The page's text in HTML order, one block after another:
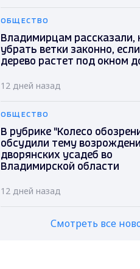
ОБЩЕСТВО
Владимирцам рассказали,
убрать ветки законно, если
дерево растет под окном
12 дней назад
ОБЩЕСТВО
В рубрике "Колесо
обсудили тему
дворянских усадеб во
Владимирской области
12 дней назад
Смотреть все